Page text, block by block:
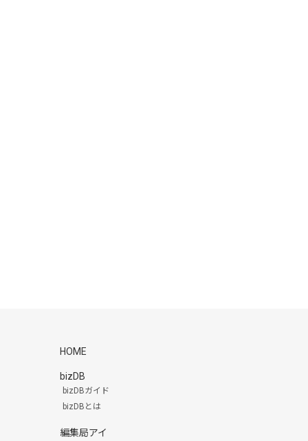
HOME
bizDB
bizDBガイド
bizDBとは
編集局アイ